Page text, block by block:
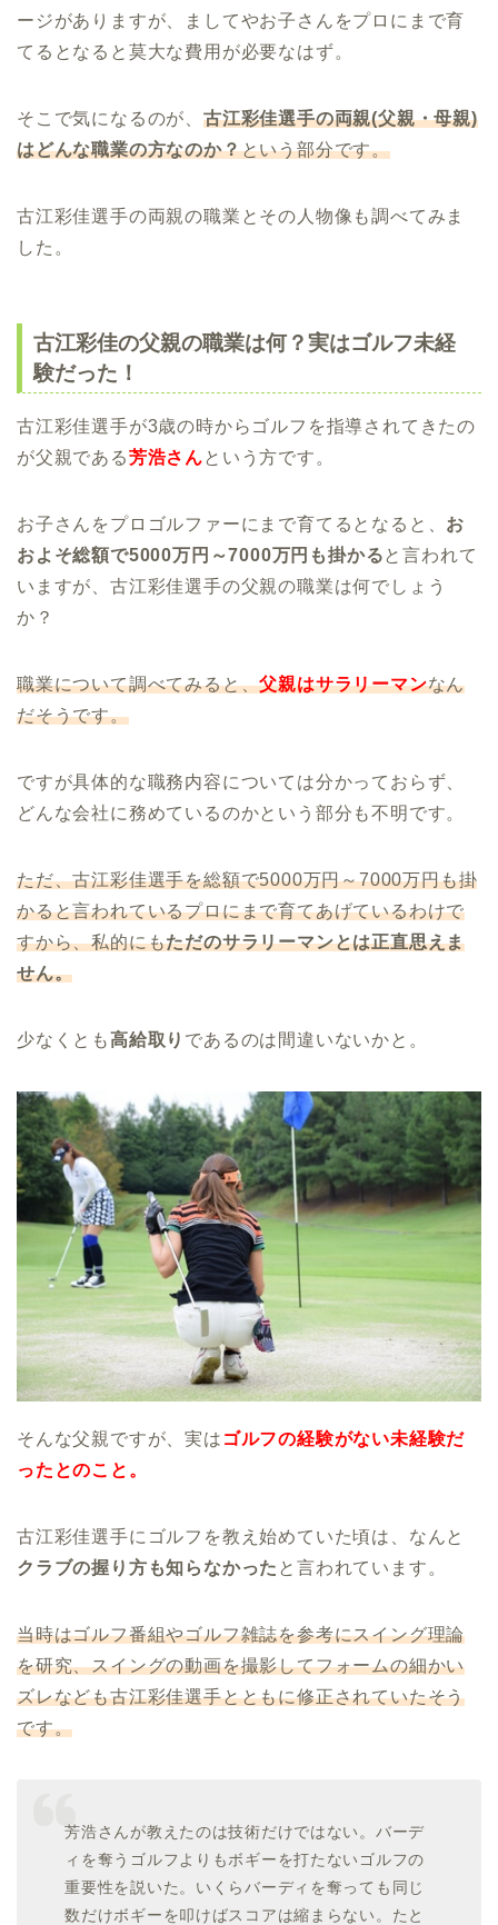
ージがありますが、ましてやお子さんをプロにまで育
てるとなると莫大な費用が必要なはず。
そこで気になるのが、 古江彩佳選手の両親(父親・母親)
はどんな職業の方なのか？という部分です。
古江彩佳選手の両親の職業とその人物像も調べてみま
した。
古江彩佳の父親の職業は何？実はゴルフ未経
験だった！
古江彩佳選手が3歳の時からゴルフを指導されてきたの
が父親である芳浩さんという方です。
お子さんをプロゴルファーにまで育てるとなると、 お
およそ総額で5000万円～7000万円も掛かると言われて
いますが、古江彩佳選手の父親の職業は何でしょう
か？
職業について調べてみると、父親はサラリーマンなん
だそうです。
ですが具体的な職務内容については分かっておらず、
どんな会社に務めているのかという部分も不明です。
ただ、古江彩佳選手を総額で5000万円～7000万円も掛
かると言われているプロにまで育てあげているわけで
すから、私的にもただのサラリーマンとは正直思えま
せん。
少なくとも高給取り であるのは間違いないかと。
そんな父親ですが、実は ゴルフの経験がない未経験だ
ったとのこと。
古江彩佳選手にゴルフを教え始めていた頃は、なんと
クラブの握り方も知らなかった と言われています。
当時はゴルフ番組やゴルフ雑誌を参考にスイング理論
を研究、スイングの動画を撮影してフォームの細かい
ズレなども古江彩佳選手とともに修正されていたそう
です。
芳浩さんが教えたのは技術だけではない。バーデ
ィを奪うゴルフよりもボギーを打たないゴルフの
重要性を説いた。いくらバーディを奪っても同じ
数だけボギーを叩けばスコアは縮まらない。たと